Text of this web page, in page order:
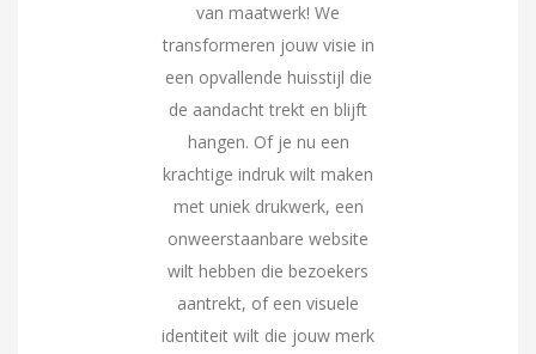
van maatwerk! We
transformeren jouw visie in
een opvallende huisstijl die
de aandacht trekt en blijft
hangen. Of je nu een
krachtige indruk wilt maken
met uniek drukwerk, een
onweerstaanbare website
wilt hebben die bezoekers
aantrekt, of een visuele
identiteit wilt die jouw merk